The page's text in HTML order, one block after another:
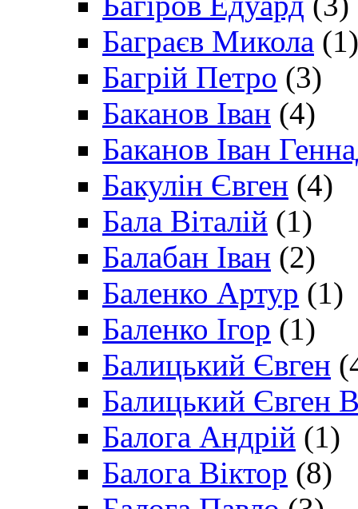
Баграєв Микола (1)
Багрій Петро (3)
Баканов Іван (4)
Баканов Іван
Бакулін Євген (4)
Бала Віталій (1)
Балабан Іван (2)
Баленко Артур (1)
Баленко Ігор (1)
Балицький Євген
Балицький Євген
Балога Андрій (1)
Балога Віктор (8)